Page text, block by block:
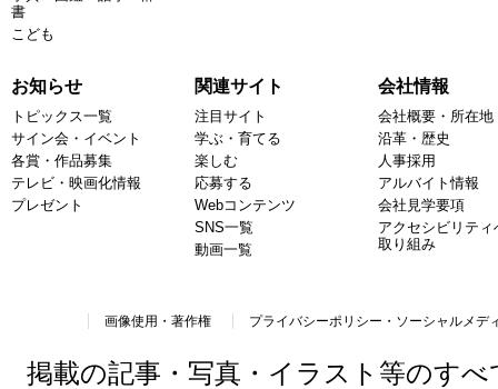
書
こども
お知らせ
トピックス一覧
サイン会・イベント
各賞・作品募集
テレビ・映画化情報
プレゼント
関連サイト
注目サイト
学ぶ・育てる
楽しむ
応募する
Webコンテンツ
SNS一覧
動画一覧
会社情報
会社概要・所在地
沿革・歴史
人事採用
アルバイト情報
会社見学要項
アクセシビリティ
取り組み
画像使用・著作権 プライバシーポリシー・ソーシャルメデ
掲載の記事・写真・イラスト等のす